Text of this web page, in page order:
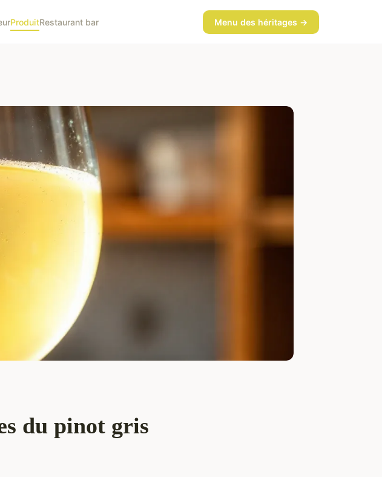
ProduitRestaurant bar Menu des héritages →
du pinot gris